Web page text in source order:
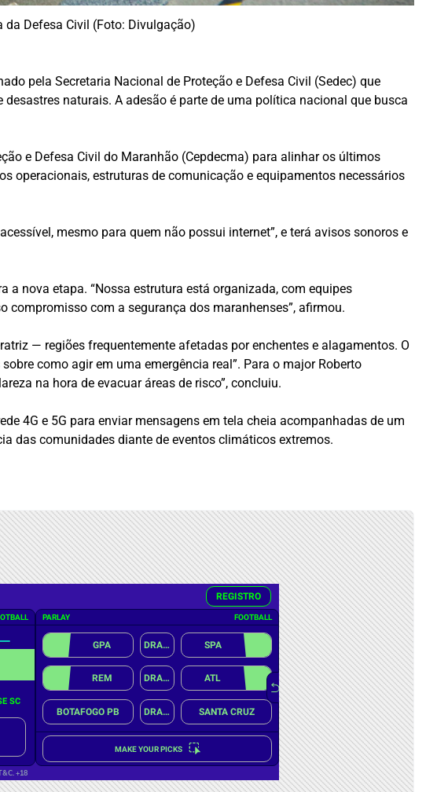
Defesa Civil (Foto: Divulgação)
pela Secretaria Nacional de Proteção e Defesa Civil (Sedec) que
naturais. A adesão é parte de uma política nacional que busca
e Defesa Civil do Maranhão (Cepdecma) para alinhar os últimos
operacionais, estruturas de comunicação e equipamentos necessários
mesmo para quem não possui internet”, e terá avisos sonoros e
a nova etapa. “Nossa estrutura está organizada, com equipes
compromisso com a segurança dos maranhenses”, afirmou.
— regiões frequentemente afetadas por enchentes e alagamentos. O
como agir em uma emergência real”. Para o major Roberto
na hora de evacuar áreas de risco”, concluiu.
4G e 5G para enviar mensagens em tela cheia acompanhadas de um
das comunidades diante de eventos climáticos extremos.